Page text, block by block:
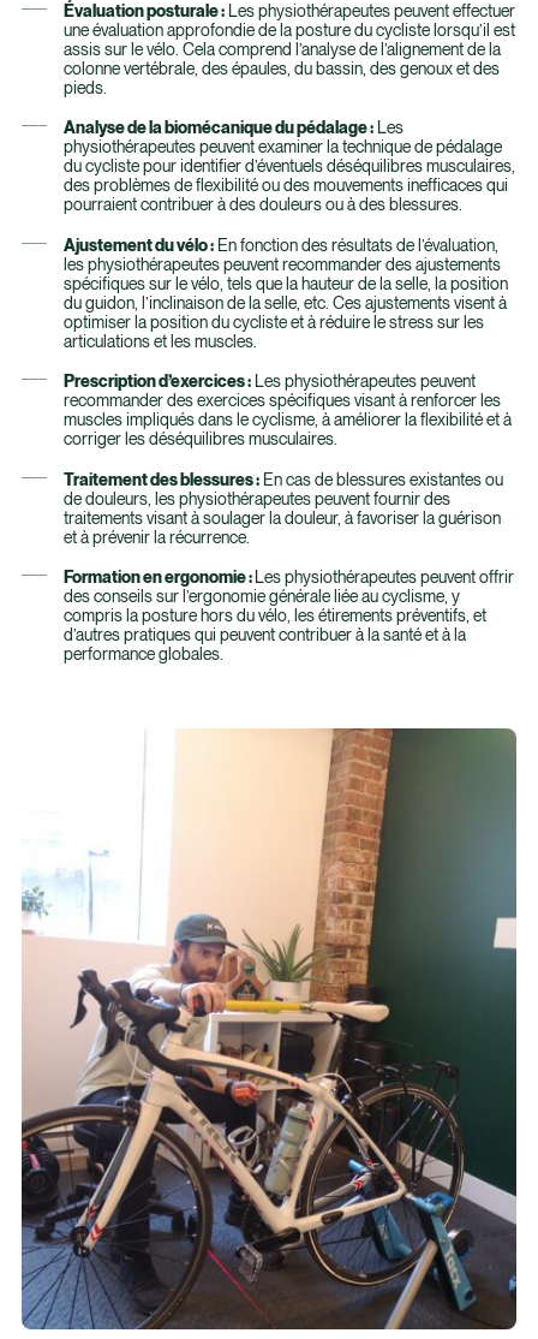
Évaluation posturale :Les physiothérapeutes peuvent effectuer
une évaluation approfondie de la posture du cycliste lorsqu’il est
assis sur le vélo. Cela comprend l’analyse de l’alignement de la
colonne vertébrale, des épaules, du bassin, des genoux et des
pieds.
Analyse de la biomécanique du pédalage :Les
physiothérapeutes peuvent examiner la technique de pédalage
du cycliste pour identifier d’éventuels déséquilibres musculaires,
des problèmes de flexibilité ou des mouvements inefficaces qui
pourraient contribuer à des douleurs ou à des blessures.
Ajustement du vélo :En fonction des résultats de l’évaluation,
les physiothérapeutes peuvent recommander des ajustements
spécifiques sur le vélo, tels que la hauteur de la selle, la position
du guidon, l’inclinaison de la selle, etc. Ces ajustements visent à
optimiser la position du cycliste et à réduire le stress sur les
articulations et les muscles.
Prescription d’exercices :Les physiothérapeutes peuvent
recommander des exercices spécifiques visant à renforcer les
muscles impliqués dans le cyclisme, à améliorer la flexibilité et à
corriger les déséquilibres musculaires.
Traitement des blessures :En cas de blessures existantes ou
de douleurs, les physiothérapeutes peuvent fournir des
traitements visant à soulager la douleur, à favoriser la guérison
et à prévenir la récurrence.
Formation en ergonomie : Les physiothérapeutes peuvent offrir
des conseils sur l’ergonomie générale liée au cyclisme, y
compris la posture hors du vélo, les étirements préventifs, et
d’autres pratiques qui peuvent contribuer à la santé et à la
performance globales.